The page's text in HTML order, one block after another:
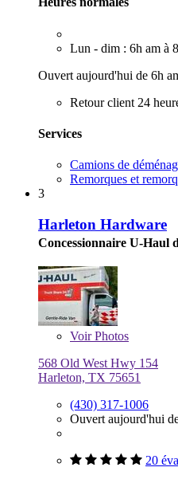
Lun - dim : 6h am à
Ouvert aujourd'hui de 6h
Retour client 24
Services
Camions de
Remorques et
3
Harleton Hardware
Concessionnaire U-Haul
VoirPhotos
568 Old West Hwy 154
Harleton, TX 75651
(430) 317-1006
Ouvert aujourd'hui
20